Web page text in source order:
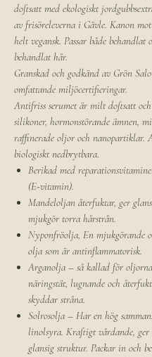
doftsatt med ekologiskt
av frisöreleverna i Gävle. Kanon
helt vegansk. Passar både behandlat
behandlat hår.
Granskad och godkänd av Grön
omfattande miljöcertifieringar.
Antifriss serumet är milt doftsatt
silikoner, hormonstörande ämnen,
raffinerade oljor och nanopartiklar.
biologiskt nedbrytbara.
Berikad med
(E-vitamin).
Mandeloljan återfuktar, ger
mjukgör torra hårstrån.
Nyponfröolja, En mjukgörande
olja som är antinflammatorisk.
Arganolja – så kallad för
näringstät, lugnande och
skyddar stråna.
Solrosolja – Har en hög
linolsyra. Kraftigt vårdande, ger
glansig struktur. Packar in och